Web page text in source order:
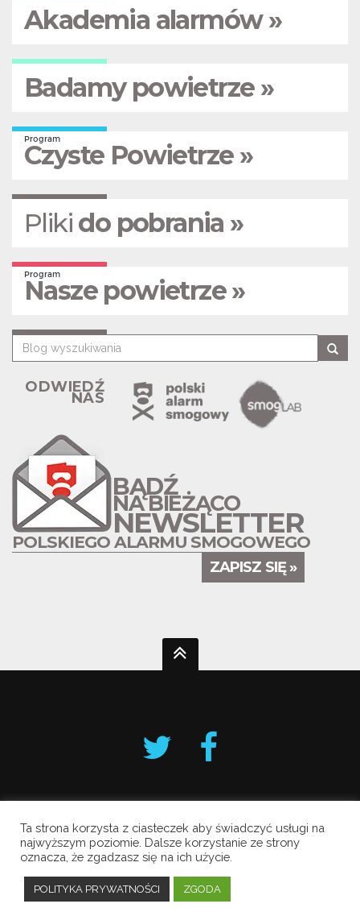
Akademia alarmów »
Badamy powietrze »
Program
Czyste Powietrze »
Pliki do pobrania »
Program
Nasze powietrze »
ODWIEDŹ
NAS
BĄDŹ
NA BIEŻĄCO
NEWSLETTER
POLSKIEGO ALARMU SMOGOWEGO
ZAPISZ SIĘ »
Krakowski Alarm Smogowy
Copyright © 2019 All Rights Reserved.
Polityka prywatności
Ta strona korzysta z ciasteczek aby świadczyć usługi na
najwyższym poziomie. Dalsze korzystanie ze strony
oznacza, że zgadzasz się na ich użycie.
POLITYKA PRYWATNOŚCI ZGODA